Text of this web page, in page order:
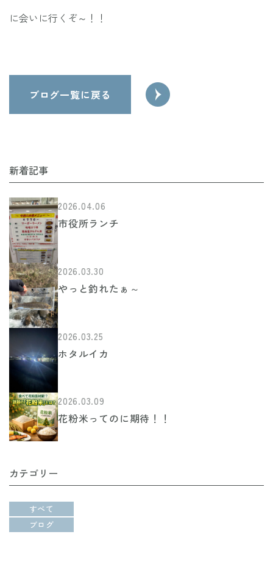
に会いに行くぞ～！！
ゲ
ー
シ
ョ
ン
働き
たく
ブログ一覧に戻る
新着記事
2026.04.06
市役所ランチ
2026.03.30
やっと釣れたぁ～
2026.03.25
ホタルイカ
2026.03.09
花粉米ってのに期待！！
カテゴリー
すべて
ブログ